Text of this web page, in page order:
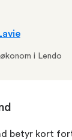
i Lendo
betyr kort